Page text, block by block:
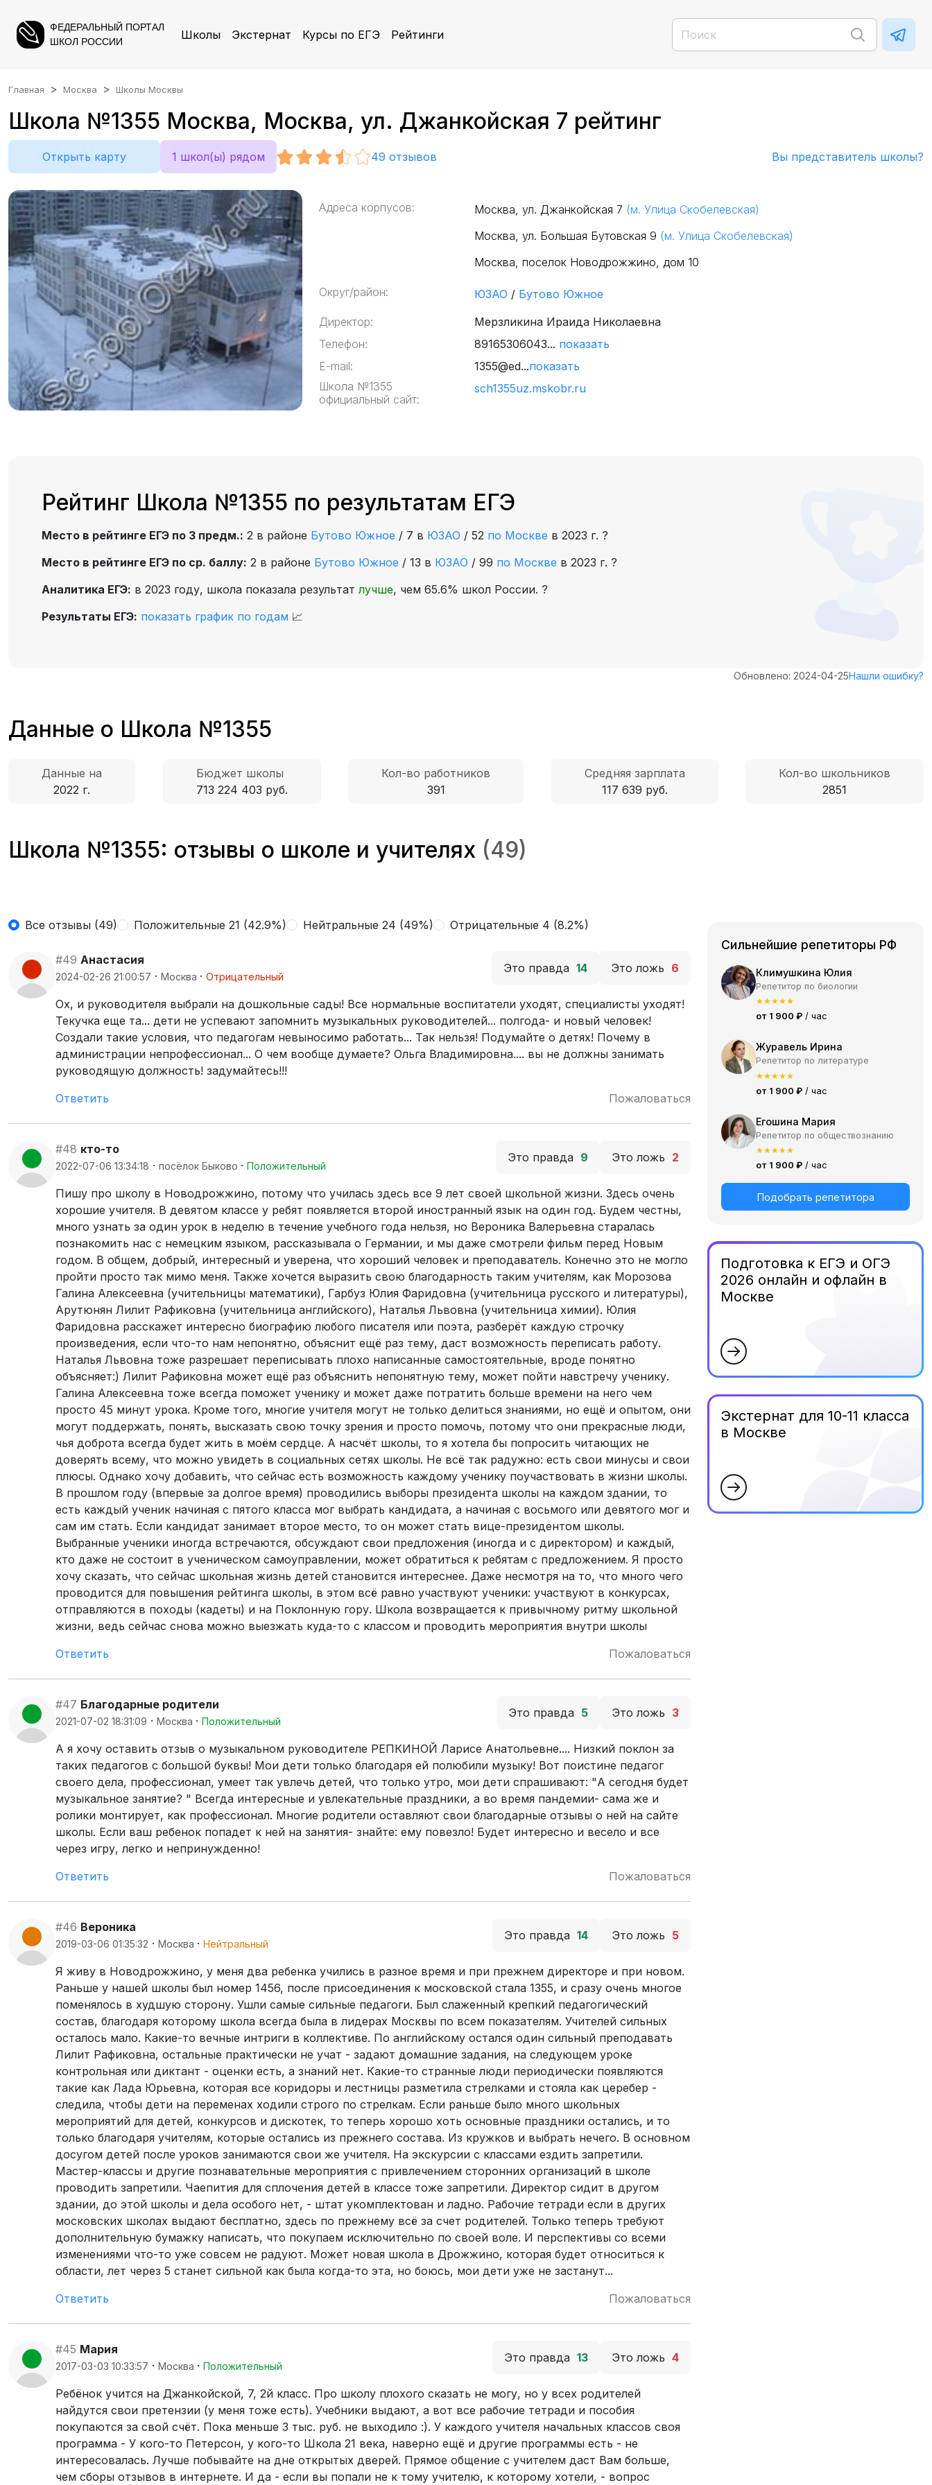
ФЕДЕРАЛЬНЫЙ ПОРТАЛ
ШКОЛ РОССИИ
Школы Экстернат Курсы по ЕГЭ Рейтинги
Главная Москва Школы Москвы
Школа №1355 Москва, Москва, ул. Джанкойская 7 рейтинг
Открыть карту 1 школ(ы) рядом 49 отзывов Вы представитель школы?
Адреса корпусов: Москва, ул. Джанкойская 7 (м. Улица Скобелевская)
Москва, ул. Большая Бутовская 9 (м. Улица Скобелевская)
Москва, поселок Новодрожжино, дом 10
Округ/район: ЮЗАО / Бутово Южное
Директор:
Мерзликина Ираида Николаевна
Телефон:
89165306043... показать
E-mail:
1355@ed...показать
Школа №1355
официальный сайт:
sch1355uz.mskobr.ru
Рейтинг Школа №1355 по результатам ЕГЭ
Место в рейтинге ЕГЭ по 3 предм.: 2 в районе Бутово Южное / 7 в ЮЗАО / 52 по Москве в 2023 г. ?
Место в рейтинге ЕГЭ по ср. баллу: 2 в районе Бутово Южное / 13 в ЮЗАО / 99 по Москве в 2023 г. ?
Аналитика ЕГЭ: в 2023 году, школа показала результатлучше, чем 65.6% школ России. ?
Результаты ЕГЭ: показать график по годам 📈
Обновлено: 2024-04-25Нашли ошибку?
Данные о Школа №1355
Данные на
2022 г.
Бюджет школы
713 224 403 руб.
Кол-во работников
391
Средняя зарплата
117 639 руб.
Кол-во школьников
2851
Школа №1355: отзывы о школе и учителях (49)
Все отзывы (49) Положительные 21 (42.9%) Нейтральные 24 (49%) Отрицательные 4 (8.2%)
#49 Анастасия
2024-02-26 21:00:57 · Москва · Отрицательный
Это правда 14 Это ложь 6
Ох, и руководителя выбрали на дошкольные сады! Все нормальные воспитатели уходят, специалисты уходят!
Текучка еще та... дети не успевают запомнить музыкальных руководителей... полгода- и новый человек!
Создали такие условия, что педагогам невыносимо работать... Так нельзя! Подумайте о детях! Почему в
администрации непрофессионал... О чем вообще думаете? Ольга Владимировна.... вы не должны занимать
руководящую должность! задумайтесь!!!
Ответить
Пожаловаться
#48 кто-то
2022-07-06 13:34:18 · посёлок Быково · Положительный
Это правда 9 Это ложь 2
Пишу про школу в Новодрожжино, потому что училась здесь все 9 лет своей школьной жизни. Здесь очень
хорошие учителя. В девятом классе у ребят появляется второй иностранный язык на один год. Будем честны,
много узнать за один урок в неделю в течение учебного года нельзя, но Вероника Валерьевна старалась
познакомить нас с немецким языком, рассказывала о Германии, и мы даже смотрели фильм перед Новым
годом. В общем, добрый, интересный и уверена, что хороший человек и преподаватель. Конечно это не могло
пройти просто так мимо меня. Также хочется выразить свою благодарность таким учителям, как Морозова
Галина Алексеевна (учительницы математики), Гарбуз Юлия Фаридовна (учительница русского и литературы),
Арутюнян Лилит Рафиковна (учительница английского), Наталья Львовна (учительница химии). Юлия
Фаридовна расскажет интересно биографию любого писателя или поэта, разберёт каждую строчку
произведения, если что-то нам непонятно, объяснит ещё раз тему, даст возможность переписать работу.
Наталья Львовна тоже разрешает переписывать плохо написанные самостоятельные, вроде понятно
объясняет:) Лилит Рафиковна может ещё раз объяснить непонятную тему, может пойти навстречу ученику.
Галина Алексеевна тоже всегда поможет ученику и может даже потратить больше времени на него чем
просто 45 минут урока. Кроме того, многие учителя могут не только делиться знаниями, но ещё и опытом, они
могут поддержать, понять, высказать свою точку зрения и просто помочь, потому что они прекрасные люди,
чья доброта всегда будет жить в моём сердце. А насчёт школы, то я хотела бы попросить читающих не
доверять всему, что можно увидеть в социальных сетях школы. Не всё так радужно: есть свои минусы и свои
плюсы. Однако хочу добавить, что сейчас есть возможность каждому ученику поучаствовать в жизни школы.
В прошлом году (впервые за долгое время) проводились выборы президента школы на каждом здании, то
есть каждый ученик начиная с пятого класса мог выбрать кандидата, а начиная с восьмого или девятого мог и
сам им стать. Если кандидат занимает второе место, то он может стать вице-президентом школы.
Выбранные ученики иногда встречаются, обсуждают свои предложения (иногда и с директором) и каждый,
кто даже не состоит в ученическом самоуправлении, может обратиться к ребятам с предложением. Я просто
хочу сказать, что сейчас школьная жизнь детей становится интереснее. Даже несмотря на то, что много чего
проводится для повышения рейтинга школы, в этом всё равно участвуют ученики: участвуют в конкурсах,
отправляются в походы (кадеты) и на Поклонную гору. Школа возвращается к привычному ритму школьной
жизни, ведь сейчас снова можно выезжать куда-то с классом и проводить мероприятия внутри школы
Ответить
Пожаловаться
#47 Благодарные родители
2021-07-02 18:31:09 · Москва · Положительный
Это правда 5 Это ложь 3
А я хочу оставить отзыв о музыкальном руководителе РЕПКИНОЙ Ларисе Анатольевне.... Низкий поклон за
таких педагогов с большой буквы! Мои дети только благодаря ей полюбили музыку! Вот поистине педагог
своего дела, профессионал, умеет так увлечь детей, что только утро, мои дети спрашивают: "А сегодня будет
музыкальное занятие? " Всегда интересные и увлекательные праздники, а во время пандемии- сама же и
ролики монтирует, как профессионал. Многие родители оставляют свои благодарные отзывы о ней на сайте
школы. Если ваш ребенок попадет к ней на занятия- знайте: ему повезло! Будет интересно и весело и все
через игру, легко и непринужденно!
Ответить
Пожаловаться
#46 Вероника
2019-03-06 01:35:32 · Москва · Нейтральный
Это правда 14 Это ложь 5
Я живу в Новодрожжино, у меня два ребенка учились в разное время и при прежнем директоре и при новом.
Раньше у нашей школы был номер 1456, после присоединения к московской стала 1355, и сразу очень многое
поменялось в худшую сторону. Ушли самые сильные педагоги. Был слаженный крепкий педагогический
состав, благодаря которому школа всегда была в лидерах Москвы по всем показателям. Учителей сильных
осталось мало. Какие-то вечные интриги в коллективе. По английскому остался один сильный преподавать
Лилит Рафиковна, остальные практически не учат - задают домашние задания, на следующем уроке
контрольная или диктант - оценки есть, а знаний нет. Какие-то странные люди периодически появляются
такие как Лада Юрьевна, которая все коридоры и лестницы разметила стрелками и стояла как церебер -
следила, чтобы дети на переменах ходили строго по стрелкам. Если раньше было много школьных
мероприятий для детей, конкурсов и дискотек, то теперь хорошо хоть основные праздники остались, и то
только благодаря учителям, которые остались из прежнего состава. Из кружков и выбрать нечего. В основном
досугом детей после уроков занимаются свои же учителя. На экскурсии с классами ездить запретили.
Мастер-классы и другие познавательные мероприятия с привлечением сторонних организаций в школе
проводить запретили. Чаепития для сплочения детей в классе тоже запретили. Директор сидит в другом
здании, до этой школы и дела особого нет, - штат укомплектован и ладно. Рабочие тетради если в других
московских школах выдают бесплатно, здесь по прежнему всё за счет родителей. Только теперь требуют
дополнительную бумажку написать, что покупаем исключительно по своей воле. И перспективы со всеми
изменениями что-то уже совсем не радуют. Может новая школа в Дрожжино, которая будет относиться к
области, лет через 5 станет сильной как была когда-то эта, но боюсь, мои дети уже не застанут...
Ответить
Пожаловаться
#45 Мария
2017-03-03 10:33:57 · Москва · Положительный
Это правда 13 Это ложь 4
Ребёнок учится на Джанкойской, 7, 2й класс. Про школу плохого сказать не могу, но у всех родителей
найдутся свои претензии (у меня тоже есть). Учебники выдают, а вот все рабочие тетради и пособия
покупаются за свой счёт. Пока меньше 3 тыс. руб. не выходило :). У каждого учителя начальных классов своя
программа - У кого-то Петерсон, у кого-то Школа 21 века, наверно ещё и другие программы есть - не
интересовалась. Лучше побывайте на дне открытых дверей. Прямое общение с учителем даст Вам больше,
чем сборы отзывов в интернете. И да - если вы попали не к тому учителю, к которому хотели, - вопрос
Сильнейшие репетиторы РФ
Климушкина Юлия
Репетитор по биологии
★★★★★
от 1 900 ₽ / час
Журавель Ирина
Репетитор по литературе
★★★★★
от 1 900 ₽ / час
Егошина Мария
Репетитор по обществознанию
★★★★★
от 1 900 ₽ / час
Подобрать репетитора
Подготовка к ЕГЭ и ОГЭ
2026 онлайн и офлайн в
Москве
Экстернат для 10-11 класса
в Москве